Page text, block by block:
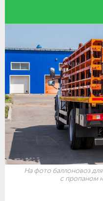
На фото баллоновоз
с пропаном